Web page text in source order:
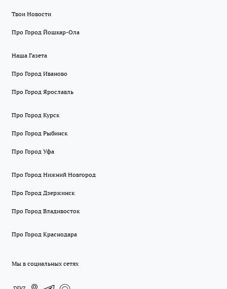
Твои Новости
Про Город Йошкар-Ола
Наша Газета
Про Город Иваново
Про Город Ярославль
Про Город Курск
Про Город Рыбинск
Про Город Уфа
Про Город Нижний Новгород
Про Город Дзержинск
Про Город Владивосток
Про Город Краснодара
Мы в социальных сетях